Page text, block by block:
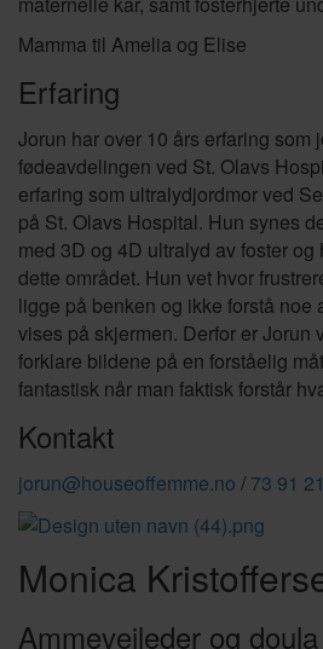
Mamma til Amelia og Elise
Erfaring
Jorun har over 10 års erfaring som
fødeavdelingen ved St. Olavs
erfaring som ultralydjordmor ved
på St. Olavs Hospital. Hun synes
med 3D og 4D ultralyd av foster
dette området. Hun vet hvor
ligge på benken og ikke forstå noe
vises på skjermen. Derfor er Jorun
forklare bildene på en forståelig
fantastisk når man faktisk forstår
Kontakt
jorun@houseoffemme.no / 73 91
Monica
Ammeveileder og